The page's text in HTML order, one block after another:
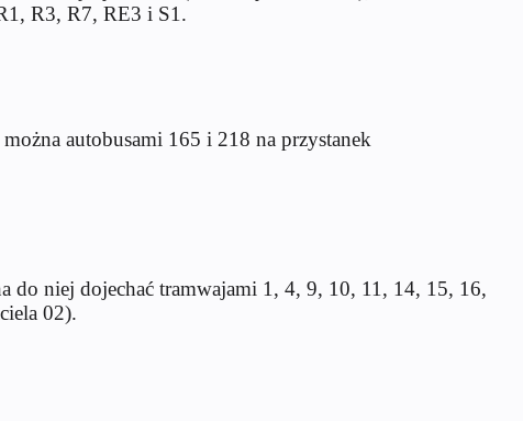
R3, R7, RE3 i S1.
autobusami 165 i 218 na przystanek
niej dojechać tramwajami 1, 4, 9, 10, 11, 14, 15, 16,
02).